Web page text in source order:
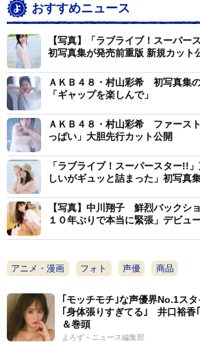
おすすめニュース
【写真】「ラブライブ！スーパー
初写真集が発売前重版 新規カット
ＡＫＢ４８・村山彩希 初写真集
「ギャップを楽しんで」
ＡＫＢ４８・村山彩希 ファース
っぱい」大胆先行カット公開
「ラブライブ！スーパースター!!
しいがギュッと詰まった」初写真
【写真】中川翔子 鮮烈バックシ
１０年ぶりで本当に緊張」デビュ
アニメ・漫画 フォト 声優 商品
｢モッチモチ｣な声優界No.1ス
｢身体張りすぎてる｣ 井口裕香
＆巻頭
よろず～ニュース編集部